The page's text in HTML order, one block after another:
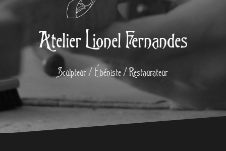
Atelier Lionel Fernandes
Sculpteur / Ébéniste / Restaurateur